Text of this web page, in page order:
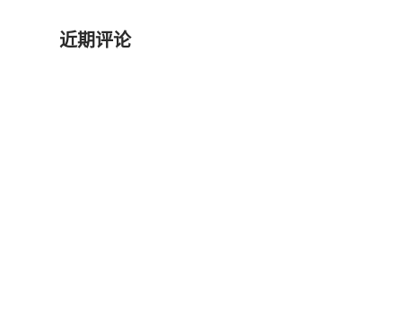
近期评论